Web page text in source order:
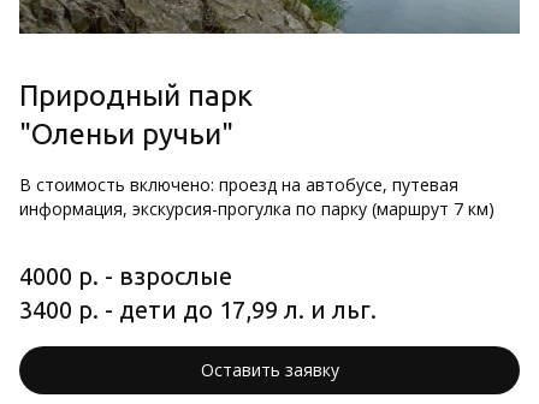
Природный парк
"Оленьи ручьи"
В стоимость включено: проезд на автобусе, путевая
информация, экскурсия-прогулка по парку (маршрут 7 км)
4000 р. - взрослые
3400 р. - дети до 17,99 л. и льг.
Оставить заявку